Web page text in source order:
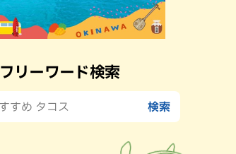
フリーワード検索